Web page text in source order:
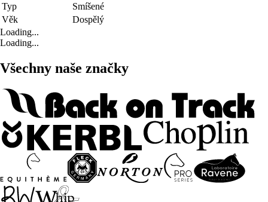
Typ
Smíšené
Věk
Dospělý
Loading...
Loading...
Všechny naše značky